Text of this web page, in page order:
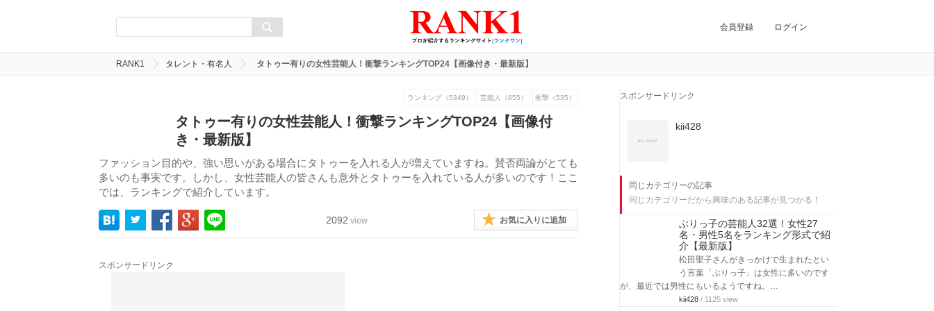
会員登録 ログイン
RANK1 タレント・有名人 タトゥー有りの女性芸能人！衝撃ランキングTOP24【画像付き・最新版】
ランキング（5349） 芸能人（655） 衝撃（535）
タトゥー有りの女性芸能人！衝撃ランキングTOP24【画像付
き・最新版】
ファッション目的や、強い思いがある場合にタトゥーを入れる人が増えていますね。賛否両論がとても
多いのも事実です。しかし、女性芸能人の皆さんも意外とタトゥーを入れている人が多いのです！ここ
では、ランキングで紹介しています。
2092 view お気に入りに追加
スポンサードリンク
スポンサードリンク
kii428
同じカテゴリーの記事
同じカテゴリーだから興味のある記事が見つかる！
ぶりっ子の芸能人32選！女性27
名・男性5名をランキング形式で紹
介【最新版】
松田聖子さんがきっかけで生まれたとい
う言葉「ぶりっ子」は女性に多いのです
が、最近では男性にもいるようですね。…
kii428 / 1125 view